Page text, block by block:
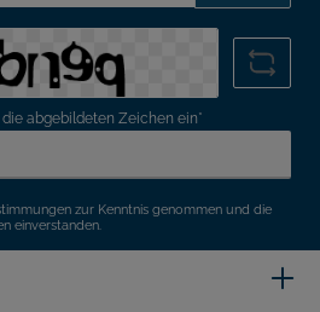
abgebildeten Zeichen ein*
zur Kenntnis genommen und die
einverstanden.